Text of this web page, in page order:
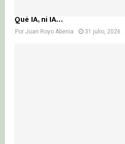
Qué IA, ni IA…
Por Juan Royo Abenia 31 julio, 2026